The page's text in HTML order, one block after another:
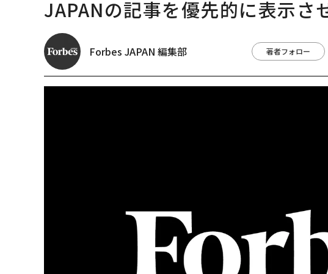
JAPANの記事を優先的に表示さ
Forbes JAPAN 編集部 著者フォロー